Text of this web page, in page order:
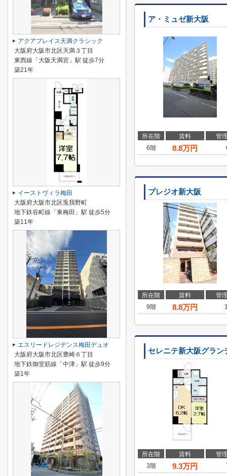
ア・ミュゼ新大阪
所在階 賃料
管
6階
8.8万円
プレジオ新大阪
所在階 賃料
管
9階
8.8万円
セレニテ新大阪グラ
所在階 賃料
管
3階
9.3万円
アクアプレイス天満クラシック
大阪府大阪市北区天満３丁目
東西線「大阪天満宮」駅 徒歩7分
築21年
イーストヴィラ梅田
大阪府大阪市北区兎我野町
地下鉄谷町線「東梅田」駅 徒歩5分
築11年
エスリードレジデンス梅田デュオ
大阪府大阪市北区豊崎６丁目
地下鉄御堂筋線「中津」駅 徒歩9分
築1年